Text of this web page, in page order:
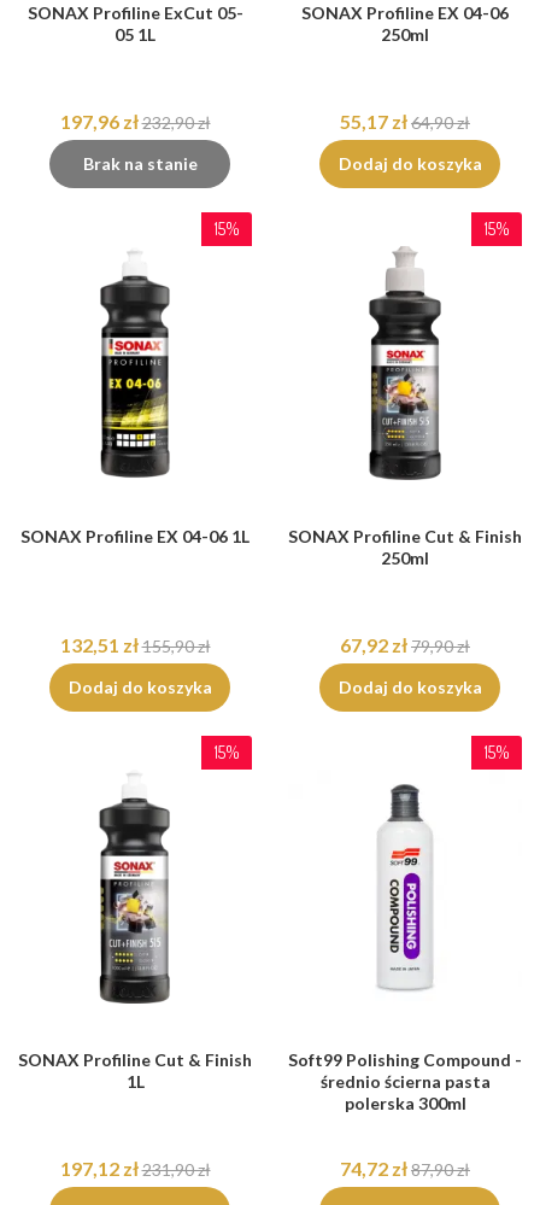
SONAX Profiline ExCut 05-
05 1L
197,96 zł232,90 zł
Brak na stanie
SONAX Profiline EX 04-06
250ml
55,17 zł64,90 zł
Dodaj do koszyka
15%
SONAX Profiline EX 04-06 1L
132,51 zł155,90 zł
Dodaj do koszyka
15%
SONAX Profiline Cut & Finish
250ml
67,92 zł79,90 zł
Dodaj do koszyka
15%
SONAX Profiline Cut & Finish
1L
197,12 zł231,90 zł
15%
Soft99 Polishing Compound -
średnio ścierna pasta
polerska 300ml
74,72 zł87,90 zł